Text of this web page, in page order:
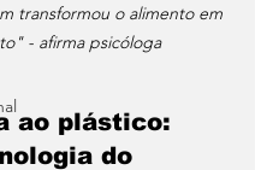
transformou o alimento em
- afirma psicóloga
ao plástico:
do